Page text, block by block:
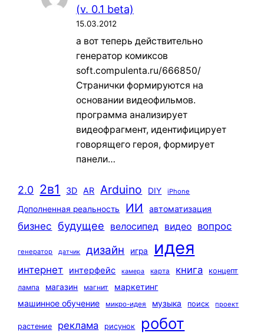
(v. 0.1 beta)
15.03.2012
а вот теперь действительно
генератор комиксов
soft.compulenta.ru/666850/
Странички формируются на
основании видеофильмов.
программа анализирует
видеофрагмент, идентифицирует
говорящего героя, формирует
панели…
2.0 2в1 3D AR Arduino DIY iPhone
Дополненная реальность ИИ автоматизация
бизнес будущее велосипед видео вопрос
генератор датчик дизайн игра идея
интернет интерфейс камера карта книга
концепт
лампа
магазин магнит
маркетинг
машинное обучение
микро-идея музыка поиск проект
растение реклама рисунок робот